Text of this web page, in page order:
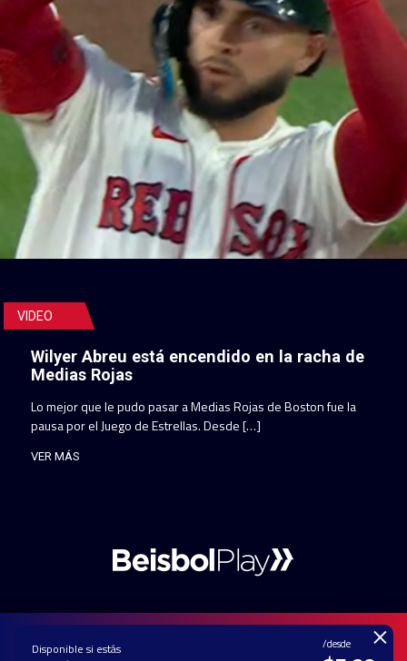
VIDEO
Wilyer Abreu está encendido en la racha de
Medias Rojas
Lo mejor que le pudo pasar a Medias Rojas de Boston fue la
pausa por el Juego de Estrellas. Desde […]
VER MÁS
Disponible si estás
/desde ×